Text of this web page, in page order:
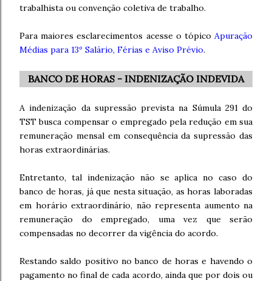
trabalhista ou convenção coletiva de trabalho.
Para maiores esclarecimentos acesse o tópico Apuração
Médias para 13º Salário, Férias e Aviso Prévio.
BANCO DE HORAS - INDENIZAÇÃO INDEVIDA
A indenização da supressão prevista na Súmula 291 do
TST busca compensar o empregado pela redução em sua
remuneração mensal em consequência da supressão das
horas extraordinárias.
Entretanto, tal indenização não se aplica no caso do
banco de horas, já que nesta situação, as horas laboradas
em horário extraordinário, não representa aumento na
remuneração do empregado, uma vez que serão
compensadas no decorrer da vigência do acordo.
Restando saldo positivo no banco de horas e havendo o
pagamento no final de cada acordo, ainda que por dois ou